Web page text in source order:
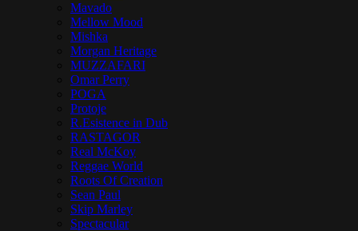
Mavado
Mellow Mood
Mishka
Morgan Heritage
MUZZAFARI
Omar Perry
POGA
Protoje
R.Esistence in Dub
RASTAGOR
Real McKoy
Reggae World
Roots Of Creation
Sean Paul
Skip Marley
Spectacular